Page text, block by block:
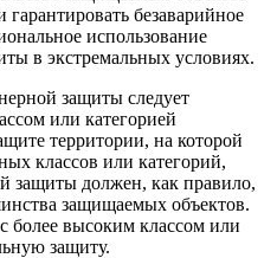
безаварийное
использование
в экстремальных условиях.
защиты сле­дует
или катего­рией
террито­рии, на которой
классов или категорий,
защиты должен, как правило,
защищаемых объектов.
более высоким классом или
защиту.